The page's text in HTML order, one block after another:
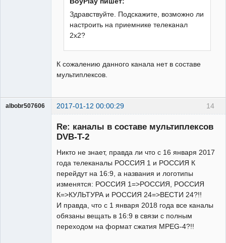
Здравствуйте. Подскажите, возможно ли
настроить на приемнике телеканал
2х2?
К сожалению данного канала нет в составе
мультиплексов.
14
albobr507606 2017-01-12 00:00:29
Re: каналы в составе мультиплексов
DVB-T-2
Никто не знает, правда ли что с 16 января 2017
года телеканалы РОССИЯ 1 и РОССИЯ К
перейдут на 16:9, а названия и логотипы
изменятся: РОССИЯ 1=>РОССИЯ, РОССИЯ
К=>КУЛЬТУРА и РОССИЯ 24=>ВЕСТИ 24?!!
И правда, что с 1 января 2018 года все каналы
обязаны вещать в 16:9 в связи с полным
переходом на формат сжатия MPEG-4?!!